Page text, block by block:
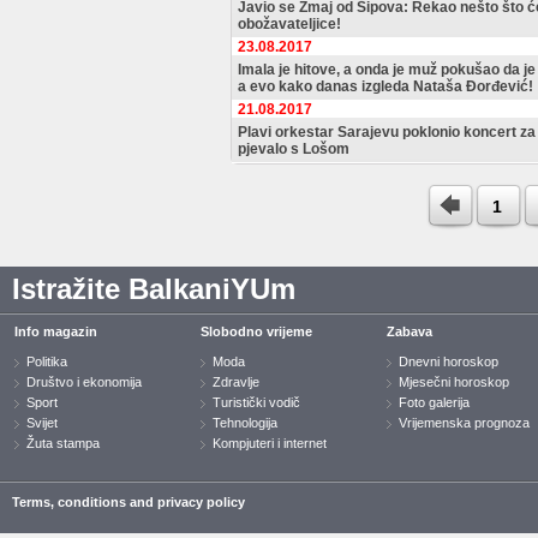
Javio se Zmaj od Šipova: Rekao nešto što
obožavateljice!
23.08.2017
Imala je hitove, a onda je muž pokušao da
a evo kako danas izgleda Nataša Đorđević!
21.08.2017
Plavi orkestar Sarajevu poklonio koncert
pjevalo s Lošom
1
Istražite BalkaniYUm
Info magazin
Politika
Društvo i ekonomija
Sport
Svijet
Žuta stampa
Slobodno vrijeme
Moda
Zdravlje
Turistički vodič
Tehnologija
Kompjuteri i internet
Zabava
Dnevni horoskop
Mjesečni horoskop
Foto galerija
Vrijemenska prognoza
Terms, conditions and privacy policy